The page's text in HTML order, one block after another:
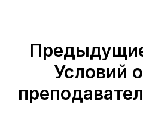
Условий